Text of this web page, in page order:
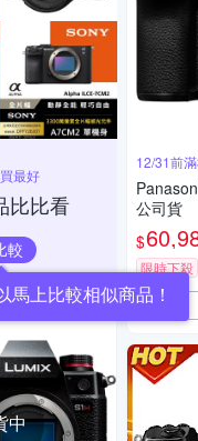
最好
比比看
較
馬上比較相似商品！
中
12/31前
公司貨
$
限時下殺